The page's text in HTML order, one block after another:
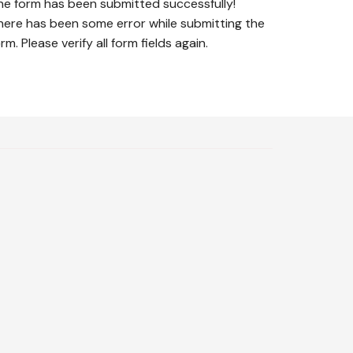
form has been submitted successfully!
has been some error while submitting the
Please verify all form fields again.